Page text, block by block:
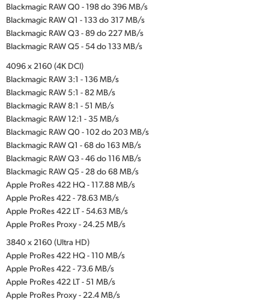
Blackmagic RAW Q0 - 198 do 396 MB/s
Blackmagic RAW Q1 - 133 do 317 MB/s
Blackmagic RAW Q3 - 89 do 227 MB/s
Blackmagic RAW Q5 - 54 do 133 MB/s
4096 x 2160 (4K DCI)
Blackmagic RAW 3:1 - 136 MB/s
Blackmagic RAW 5:1 - 82 MB/s
Blackmagic RAW 8:1 - 51 MB/s
Blackmagic RAW 12:1 - 35 MB/s
Blackmagic RAW Q0 - 102 do 203 MB/s
Blackmagic RAW Q1 - 68 do 163 MB/s
Blackmagic RAW Q3 - 46 do 116 MB/s
Blackmagic RAW Q5 - 28 do 68 MB/s
Apple ProRes 422 HQ - 117.88 MB/s
Apple ProRes 422 - 78.63 MB/s
Apple ProRes 422 LT - 54.63 MB/s
Apple ProRes Proxy - 24.25 MB/s
3840 x 2160 (Ultra HD)
Apple ProRes 422 HQ - 110 MB/s
Apple ProRes 422 - 73.6 MB/s
Apple ProRes 422 LT - 51 MB/s
Apple ProRes Proxy - 22.4 MB/s